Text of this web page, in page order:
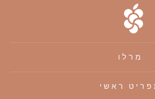
מרלו
ראשי